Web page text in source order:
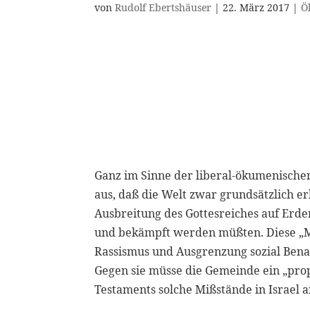
vonRudolf Ebertshäuser |22. März 2017 |
Ganz im Sinne der liberal-
aus, daß die Welt zwar grundsätzlich
Ausbreitung des Gottesreiches auf
und bekämpft werden müßten. Diese
Rassismus und Ausgrenzung sozial
Gegen sie müsse die Gemeinde ein
Testaments solche Mißstände in Israel